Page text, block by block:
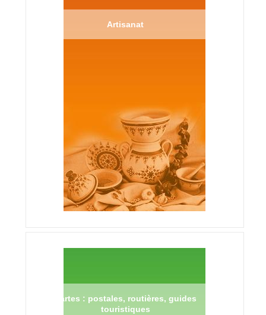
Artisanat
Cartes : postales, routières, guides
touristiques